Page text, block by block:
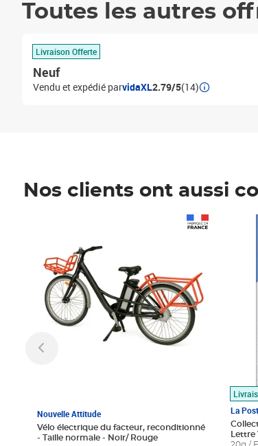
Toutes les autres
Livraison Offerte
Neuf
Vendu et expédié parvidaXL2.79/5(14)
Nos clients ont aussi
Nouvelle Attitude
Vélo électrique du facteur, reconditionné
- Taille normale - Noir/ Rouge
La
Prix